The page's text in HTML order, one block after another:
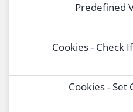
Predefined
Cookies - Check
Cookies - Set